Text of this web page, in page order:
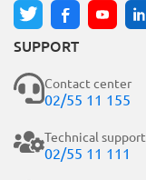
SUPPORT
Contact center
02/55 11 155
Technical support
02/55 11 111